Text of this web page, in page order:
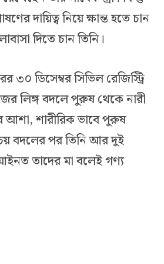
দায়িত্ব নিয়ে ক্ষান্ত হতে চান
দিতে চান তিনি।
৩০ ডিসেম্বর সিভিল রেজিস্ট্রি
লিঙ্গ বদলে পুরুষ থেকে নারী
আশা, শারীরিক ভাবে পুরুষ
বদলের পর তিনি আর দুই
তাদের মা বলেই গণ্য